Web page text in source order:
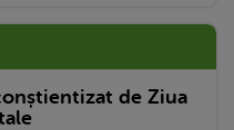
de Ziua